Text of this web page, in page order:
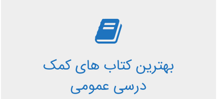
بهترین کتاب های کمک
درسی عمومی
بررسی بهترین کتاب های
کمک درسی عمومی
معرفی کتاب های کمک درسی عمومی و بررسی آن ها کاملا
رایگان از کلاسند